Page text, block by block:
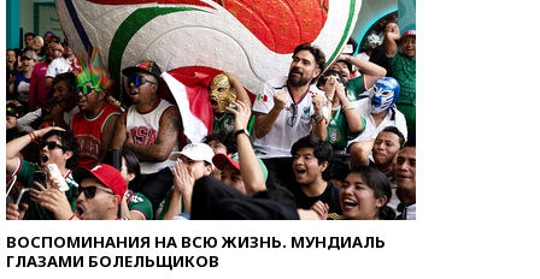
ВОСПОМИНАНИЯ НА ВСЮ ЖИЗНЬ. МУНДИАЛЬ
ГЛАЗАМИ БОЛЕЛЬЩИКОВ